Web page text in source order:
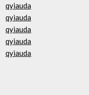
qyiauda
qyiauda
qyiauda
qyiauda
qyiauda